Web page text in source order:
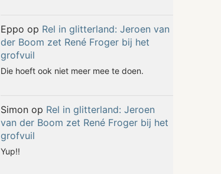
Eppo op Rel in glitterland: Jeroen van
der Boom zet René Froger bij het
grofvuil
Die hoeft ook niet meer mee te doen.
Simonop Rel in glitterland: Jeroen
van der Boom zet René Froger bij het
grofvuil
Yup!!